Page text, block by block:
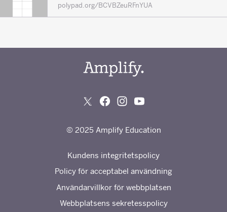
polypad.org/BCVBZeuRFnYUA
© 2025 Amplify Education
Kundens integritetspolicy
Policy för acceptabel användning
Användarvillkor för webbplatsen
Webbplatsens sekretesspolicy